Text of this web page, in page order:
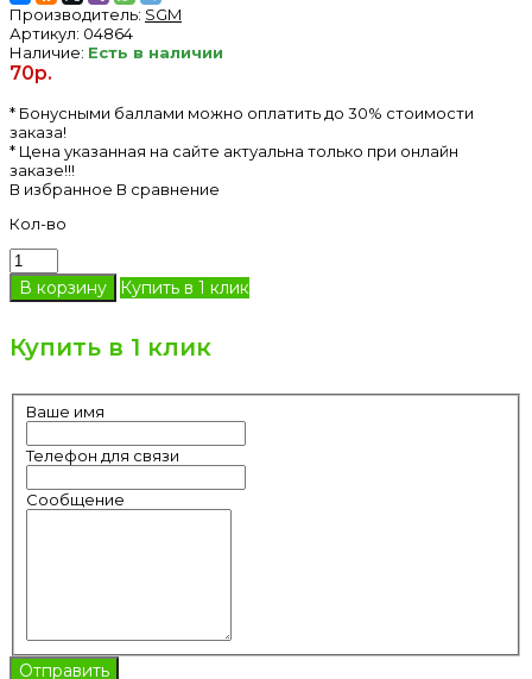
Производитель: SGM
Артикул: 04864
Наличие: Есть в наличии
70р.
* Бонусными баллами можно оплатить до 30% стоимости
заказа!
* Цена указанная на сайте актуальна только при онлайн
заказе!!!
В избранное В сравнение
Кол-во
Купить в 1 клик
Купить в 1 клик
Ваше имя
Телефон для связи
Сообщение